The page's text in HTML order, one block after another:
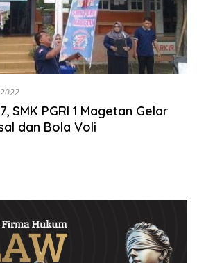
SMK PGRI 1 Magetan Gelar
dan Bola Voli